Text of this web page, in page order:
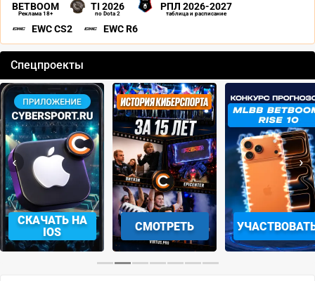
BETBOOM
Реклама 18+
TI 2026
по Dota 2
РПЛ 2026-2027
таблица и расписание
EWC CS2 EWC R6
Спецпроекты
СКАЧАТЬ НА
IOS
СМОТРЕТЬ
‹ ›